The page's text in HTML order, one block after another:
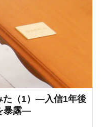
た（1）―入信1年後
暴露―